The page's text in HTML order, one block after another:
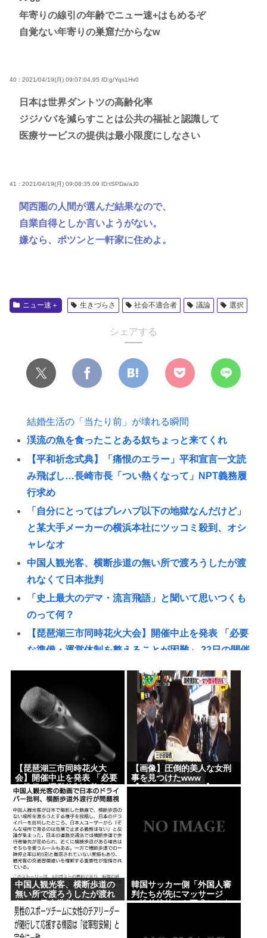
年寄りの線引の年齢でニュー速+はもめるぞ
自覚ない年寄りの巣窟だからなw
40 : 2021/04/19(月) 09:07:04.95 ID:g/Yqs1Hv0
日本は世界ダントツの高齢化率
ジジババを減らすことは公共の福祉と認識して
医療サービスの提供は最小限度にしなさい
41 : 2021/04/19(月) 09:08:35.09 ID:tSPDa/aJ0
関西圏の人間が選んだ結果なので、
自業自得としか言いようがない。
嫌なら、ポツンと一軒家に住めよ。
ニュー速＋ 生きづらさ 社会不適合者 議論 選択
シェアする
結婚生活の「当たり前」が壊れる瞬間
渓流の魚を食ったことある奴ちょっと来てくれ
【平和祈念式典】「痛恨のエラー」平和宣言一文読
み飛ばし…長崎市長「つい熱くなって」NPT義務履
行求め
「自分にとってはプレハブ以下の地獄なんだけど」
と某大手メーカーの横浜本社にツッコミ殺到、オシ
ャレなオ
中国人観光客、横断歩道の無い所で渡ろうしたが渡
れなくて日本批判
「史上最大のデマ・流言飛語」と聞いて思いつくも
のって何？
【琵琶湖三市同時花火大会】開催中止を発表 「必要
な準備・運営体制を整えることが困難」 22日の開催
スーパーカブとハンターカブで迷っているどっちが
いいの
【画像】圧倒的美人な女刑事を見つけたwww
【Pickup08082906】
中国人観光客、横断歩道の無い所で渡ろうしたが渡
れなくて日本批判
韓国サッカー側「外国人審判たちが先にマッサージ
（性的接待）を要求してきた」「そうしてやらない
と、笛をうまく吹いてくれないでしょう」と主張
【悲報】高校野球のチアリーダーさん、「従軍慰安
婦」だった…
Redditを読んでると外人って日本に対してはよく調
べもせずに思い込みで勝手に議論してるよな
愛知県最強のスーパー、満場一致で決まる
マチアプ女と会ってきたんやが職業詐称して病気も
【琵琶湖三市同時花火大
会】開催中止を発表 「必要
な準備・運営体制を整える
ことが困難」 22日の開催予
定…3市は関与否定
【画像】圧倒的美人な女刑
事を見つけたwww
【Pickup08082906】
中国人観光客、横断歩道の
無い所で渡ろうしたが渡れ
なくて日本批判
韓国サッカー側「外国人審
判たちが先にマッサージ
（性的接待）を要求してき